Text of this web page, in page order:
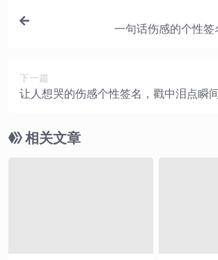
一句话伤感的个性签
下一篇
让人想哭的伤感个性签名，戳中泪点瞬
相关文章